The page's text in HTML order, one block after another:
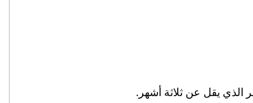
الذي يقل عن ثلاثة أشهر.